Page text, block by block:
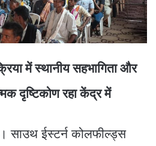
में स्थानीय सहभागिता और
दृष्टिकोण रहा केंद्र में
ईस्टर्न कोलफील्ड्स